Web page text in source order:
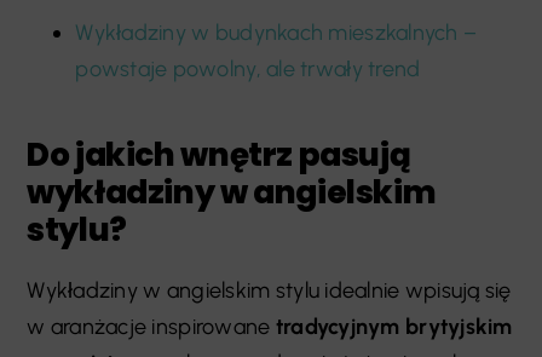
Wykładziny w budynkach mieszkalnych –
powstaje powolny, ale trwały trend
Do jakich wnętrz pasują
wykładziny w angielskim
stylu?
Wykładziny w angielskim stylu idealnie wpisują się
w aranżacje inspirowane tradycyjnym brytyjskim